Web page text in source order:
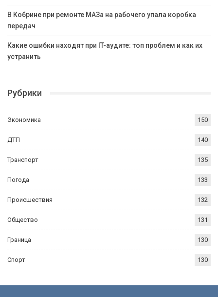
В Кобрине при ремонте МАЗа на рабочего упала коробка
передач
Какие ошибки находят при IT-аудите: топ проблем и как их
устранить
Рубрики
Экономика 150
ДТП 140
Транспорт 135
Погода 133
Происшествия 132
Общество 131
Граница 130
Спорт 130